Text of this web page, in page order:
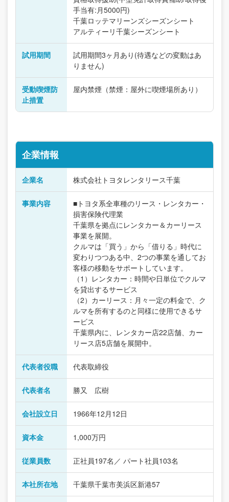
手当有:月5000円)
千葉ロッテマリーンズシーズンシート
アルティーリ千葉シーズンシート
試用期間
試用期間3ヶ月あり(待遇などの変動はあ
りません)
受動喫煙防
止措置
屋内禁煙（禁煙：屋外に喫煙場所あり）
企業情報
企業名 株式会社トヨタレンタリース千葉
事業内容
■トヨタ系全車種のリース・レンタカー・
損害保険代理業
千葉県を拠点にレンタカー＆カーリース
事業を展開。
クルマは「買う」から「借りる」時代に
変わりつつある中、2つの事業を通してお
客様の移動をサポートしています。
（1）レンタカー：時間や日単位でクルマ
を貸出するサービス
（2）カーリース：月々一定の料金で、ク
ルマを所有するのと同様に使用できるサ
ービス
千葉県内に、レンタカー店22店舗、カー
リース店5店舗を展開中。
代表者役職 代表取締役
代表者名 勝又 広樹
会社設立日 1966年12月12日
資本金 1,000万円
従業員数 正社員197名／ パート社員103名
本社所在地 千葉県千葉市美浜区新港57